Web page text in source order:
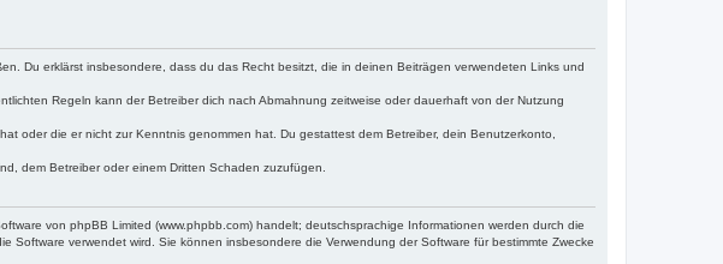
Du erklärst insbesondere, dass du das Recht besitzt, die in deinen Beiträgen verwendeten Links und
Regeln kann der Betreiber dich nach Abmahnung zeitweise oder dauerhaft von der Nutzung
oder die er nicht zur Kenntnis genommen hat. Du gestattest dem Betreiber, dein Benutzerkonto,
dem Betreiber oder einem Dritten Schaden zuzufügen.
von phpBB Limited (www.phpbb.com) handelt; deutschsprachige Informationen werden durch die
verwendet wird. Sie können insbesondere die Verwendung der Software für bestimmte Zwecke